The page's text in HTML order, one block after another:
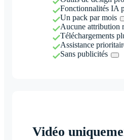
Fonctionnalités IA
Un pack par mois
Aucune attribution
Téléchargements
Assistance
Sans publicités
Vidéo